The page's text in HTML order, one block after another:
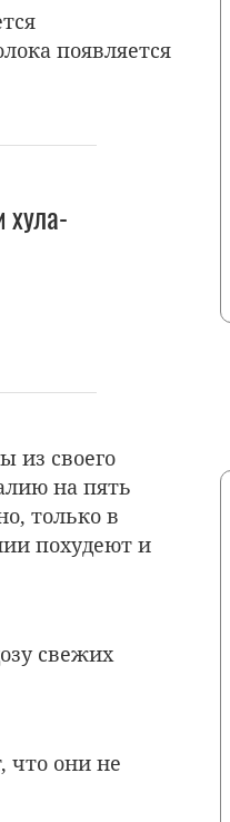
появляется
хула-
из своего
на пять
только в
похудеют и
свежих
что они не